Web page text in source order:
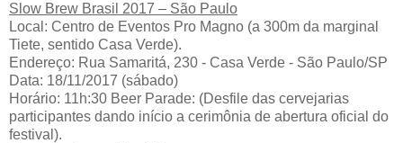
Slow Brew Brasil 2017 – São Paulo
Local: Centro de Eventos Pro Magno (a 300m da marginal
Tiete, sentido Casa Verde).
Endereço: Rua Samaritá, 230 - Casa Verde - São Paulo/SP
Data: 18/11/2017 (sábado)
Horário: 11h:30 Beer Parade: (Desfile das cervejarias
participantes dando início a cerimônia de abertura oficial do
festival).